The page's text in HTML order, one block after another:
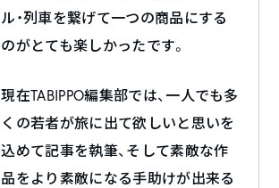
ル・列車を繋げて一つの商品にする
のがとても楽しかったです。
現在TABIPPO編集部では、一人でも多
くの若者が旅に出て欲しいと思いを
込めて記事を執筆、そして素敵な作
品をより素敵になる手助けが出来る